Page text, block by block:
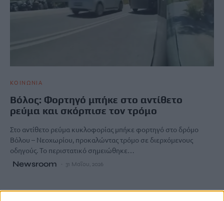
ΚΟΙΝΩΝΙΑ
Βόλος: Φορτηγό μπήκε στο αντίθετο
ρεύμα και σκόρπισε τον τρόμο
Στο αντίθετο ρεύμα κυκλοφορίας μπήκε φορτηγό στο δρόμο
Βόλου – Νεοχωρίου, προκαλώντας τρόμο σε διερχόμενους
οδηγούς. Το περιστατικό σημειώθηκε…
Newsroom 31 Μαΐου, 2026